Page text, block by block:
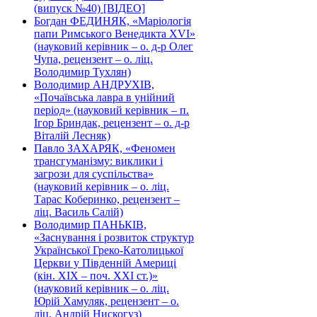
(випуск №40) [ВІДЕО]
Богдан ФЕДИНЯК, «Маріологія
папи Римського Венедикта XVI»
(науковий керівник – о. д-р Олег
Чупа, рецензент – о. ліц.
Володимир Тухлян)
Володимир АНДРУХІВ,
«Почаївська лавра в унійний
період» (науковий керівник – п.
Ігор Бриндак, рецензент – о. д-р
Віталій Лесняк)
Павло ЗАХАРЯК, «Феномен
трансгуманізму: виклики і
загрози для суспільства»
(науковий керівник – о. ліц.
Тарас Коберинко, рецензент –
ліц. Василь Салій)
Володимир ПАНЬКІВ,
«Заснування і розвиток структур
Української Греко-Католицької
Церкви у Південній Америці
(кін. ХІХ – поч. ХХІ ст.)»
(науковий керівник – о. ліц.
Юрій Хамуляк, рецензент – о.
ліц. Андрій Нискогуз)